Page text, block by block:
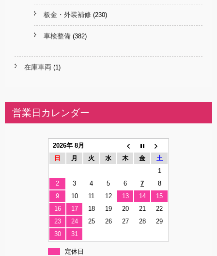
板金・外装補修 (230)
車検整備 (382)
在庫車両 (1)
営業日カレンダー
2026年 8月
日
月 火 水 木 金
土
1
2
3 4 5 6 7
8
9
10 11 12 13 14
15
16
17 18 19 20 21
22
23
24 25 26 27 28
29
30
31
定休日